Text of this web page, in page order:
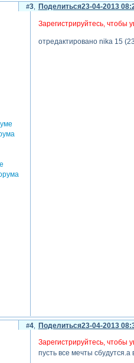
Поделиться
3 23-04-2013
Зарегистрируйтесь, чтобы
отредактировано nika 15
Поделиться
4 23-04-2013
Зарегистрируйтесь, чтобы
пусть все мечты